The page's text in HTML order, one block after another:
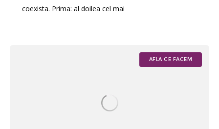
coexista. Prima: al doilea cel mai
AFLA CE FACEM